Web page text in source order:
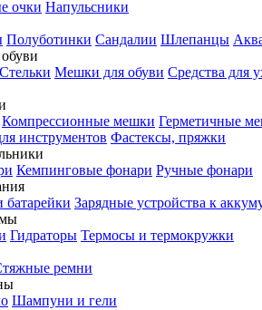
очки Напульсники
Полуботинки Сандалии Шлепанцы
Стельки Мешки для обуви Средства для
Компрессионные мешки Герметичные
инструментов Фастексы, пряжки
Кемпинговые фонари Ручные фонари
Зарядные устройства к
Гидраторы Термосы и термокружки
ремни
Шампуни и гели